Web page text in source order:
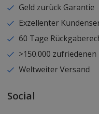
Geld zurück Garantie
Exzellenter
60 Tage
>150.000 zufriedenen
Weltweiter Versand
Social